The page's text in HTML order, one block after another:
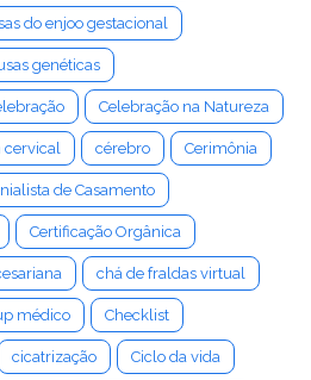
do enjoo gestacional
genéticas
Celebração na Natureza
cervical cérebro Cerimônia
de Casamento
Certificação Orgânica
chá de fraldas virtual
médico Checklist
cicatrização Ciclo da vida